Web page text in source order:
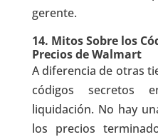
gerente.
14. Mitos Sobre los
Precios de Walmart
A diferencia de otras
códigos secretos
liquidación. No hay
los precios